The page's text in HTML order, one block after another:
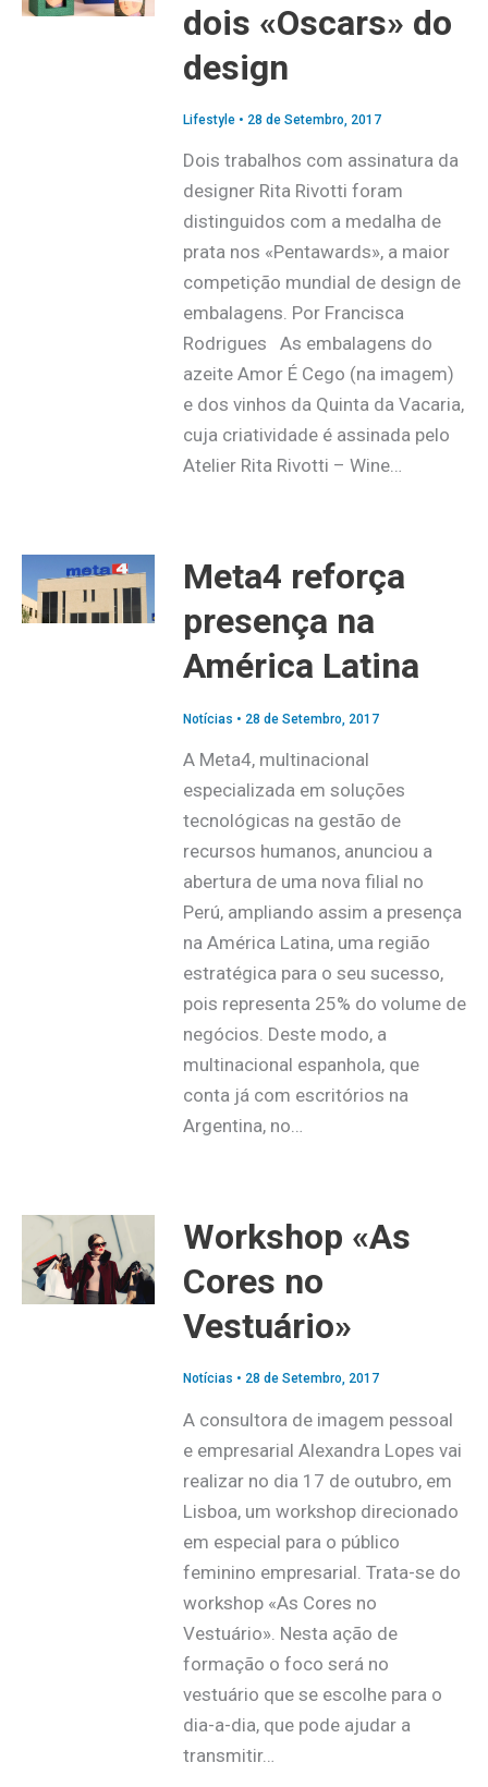
dois «Oscars» do
design
Lifestyle• 28 de Setembro, 2017
Dois trabalhos com assinatura da
designer Rita Rivotti foram
distinguidos com a medalha de
prata nos «Pentawards», a maior
competição mundial de design de
embalagens. Por Francisca
Rodrigues As embalagens do
azeite Amor É Cego (na imagem)
e dos vinhos da Quinta da Vacaria,
cuja criatividade é assinada pelo
Atelier Rita Rivotti – Wine…
Meta4 reforça
presença na
América Latina
Notícias • 28 de Setembro, 2017
A Meta4, multinacional
especializada em soluções
tecnológicas na gestão de
recursos humanos, anunciou a
abertura de uma nova filial no
Perú, ampliando assim a presença
na América Latina, uma região
estratégica para o seu sucesso,
pois representa 25% do volume de
negócios. Deste modo, a
multinacional espanhola, que
conta já com escritórios na
Argentina, no…
Workshop «As
Cores no
Vestuário»
Notícias • 28 de Setembro, 2017
A consultora de imagem pessoal
e empresarial Alexandra Lopes vai
realizar no dia 17 de outubro, em
Lisboa, um workshop direcionado
em especial para o público
feminino empresarial. Trata-se do
workshop «As Cores no
Vestuário». Nesta ação de
formação o foco será no
vestuário que se escolhe para o
dia-a-dia, que pode ajudar a
transmitir…